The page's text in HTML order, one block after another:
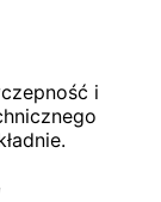
i